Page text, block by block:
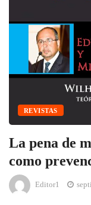
REVISTAS
La pena de
como
Editor1